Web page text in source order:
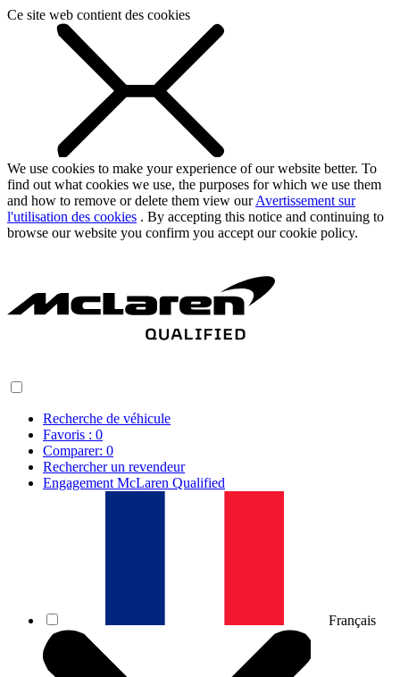
Ce site web contient des cookies
We use cookies to make your experience of our website better. To
find out what cookies we use, the purposes for which we use them
and how to remove or delete them view ourAvertissement sur
l'utilisation des cookies . By accepting this notice and continuing to
browse our website you confirm you accept our cookie policy.
Recherche de véhicule
Favoris : 0
Comparer: 0
Rechercher un revendeur
Engagement McLaren Qualified
Français